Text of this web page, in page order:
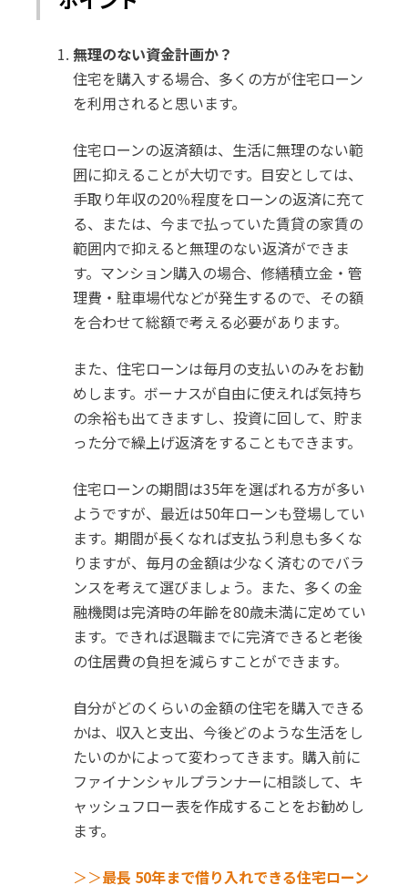
無理のない資金計画か？
住宅を購入する場合、多くの方が住宅ローン
を利用されると思います。
住宅ローンの返済額は、生活に無理のない範
囲に抑えることが大切です。目安としては、
手取り年収の20％程度をローンの返済に充て
る、または、今まで払っていた賃貸の家賃の
範囲内で抑えると無理のない返済ができま
す。マンション購入の場合、修繕積立金・管
理費・駐車場代などが発生するので、その額
を合わせて総額で考える必要があります。
また、住宅ローンは毎月の支払いのみをお勧
めします。ボーナスが自由に使えれば気持ち
の余裕も出てきますし、投資に回して、貯ま
った分で繰上げ返済をすることもできます。
住宅ローンの期間は35年を選ばれる方が多い
ようですが、最近は50年ローンも登場してい
ます。期間が長くなれば支払う利息も多くな
りますが、毎月の金額は少なく済むのでバラ
ンスを考えて選びましょう。また、多くの金
融機関は完済時の年齢を80歳未満に定めてい
ます。できれば退職までに完済できると老後
の住居費の負担を減らすことができます。
自分がどのくらいの金額の住宅を購入できる
かは、収入と支出、今後どのような生活をし
たいのかによって変わってきます。購入前に
ファイナンシャルプランナーに相談して、キ
ャッシュフロー表を作成することをお勧めし
ます。
＞＞最長 50年まで借り入れできる住宅ローン